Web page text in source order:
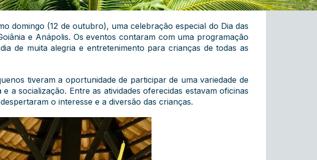
domingo (12 de outubro), uma celebração especial do Dia das
e Anápolis. Os eventos contaram com uma programação
de muita alegria e entretenimento para crianças de todas as
tiveram a oportunidade de participar de uma variedade de
a socialização. Entre as atividades oferecidas estavam oficinas
o interesse e a diversão das crianças.